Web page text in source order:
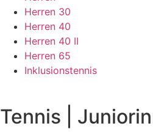
Herren 30
Herren 40
Herren 40 II
Herren 65
Inklusionstennis
Tennis |